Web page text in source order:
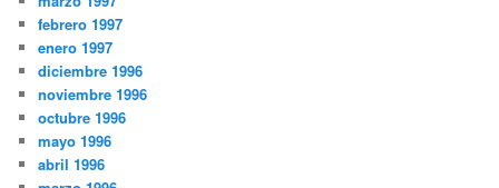
febrero 1997
enero 1997
diciembre 1996
noviembre 1996
octubre 1996
mayo 1996
abril 1996